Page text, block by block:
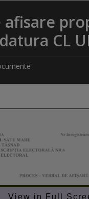
afisare
CL
View in Full